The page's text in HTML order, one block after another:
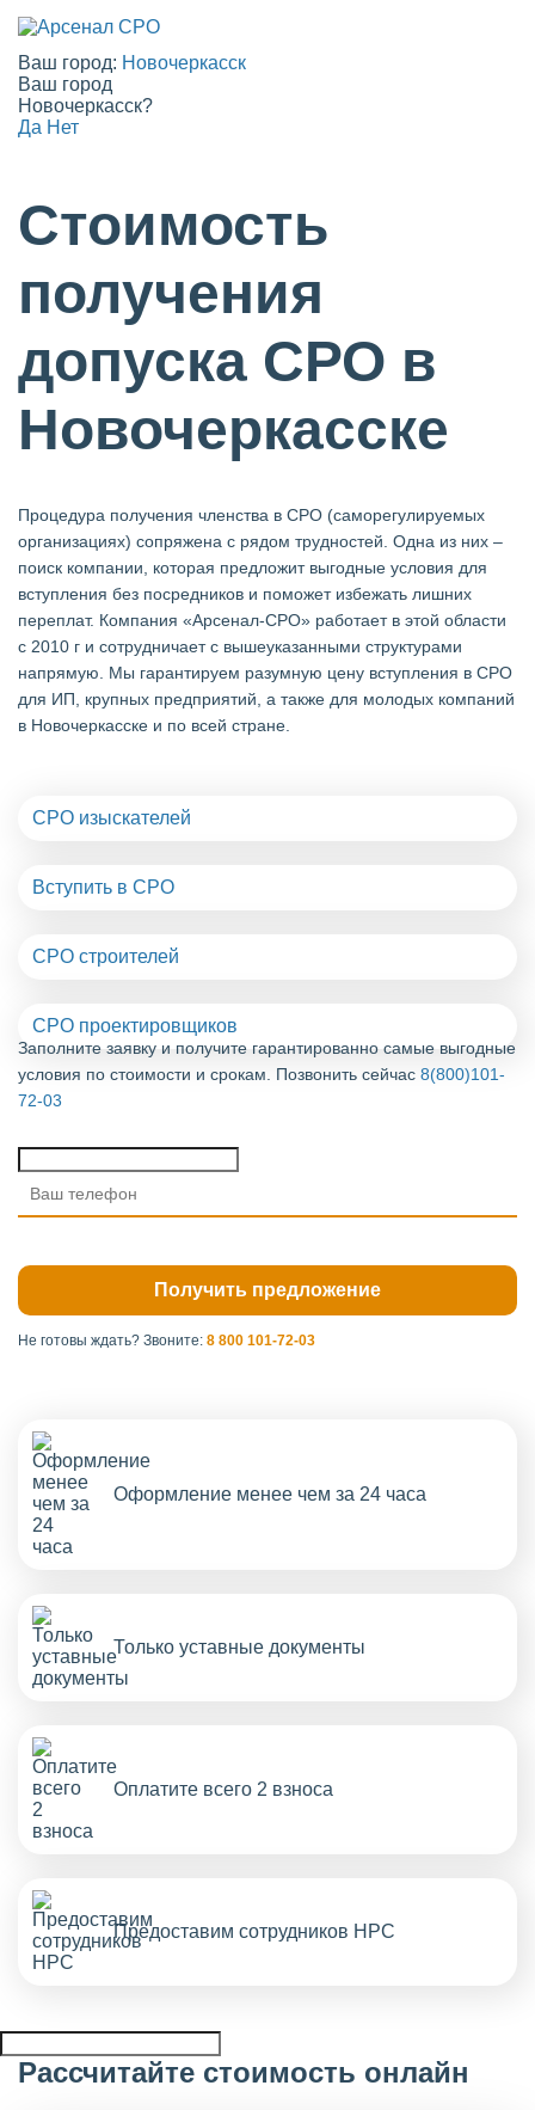
Ваш город: Новочеркасск
Ваш город
Новочеркасск?
Да Нет
Стоимость
получения
допуска СРО в
Новочеркасске
Процедура получения членства в СРО (саморегулируемых
организациях) сопряжена с рядом трудностей. Одна из них –
поиск компании, которая предложит выгодные условия для
вступления без посредников и поможет избежать лишних
переплат. Компания «Арсенал-СРО» работает в этой области
с 2010 г и сотрудничает с вышеуказанными структурами
напрямую. Мы гарантируем разумную цену вступления в СРО
для ИП, крупных предприятий, а также для молодых компаний
в Новочеркасске и по всей стране.
СРО изыскателей
Вступить в СРО
СРО строителей
СРО проектировщиков
Заполните заявку и получите гарантированно самые выгодные
условия по стоимости и срокам. Позвонить сейчас 8(800)101-
72-03
Не готовы ждать? Звоните: 8 800 101-72-03
Оформление менее чем за 24 часа
Только уставные документы
Оплатите всего 2 взноса
Предоставим сотрудников НРС
Рассчитайте стоимость онлайн